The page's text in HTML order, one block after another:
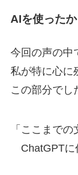
AIを使った
今回の声の中
私が特に心に
この部分でし
「ここまでの
ChatGPTに